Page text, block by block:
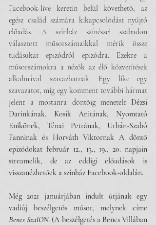
Facebook-live keretin belül követhető, az
egész család számára kikapcsolódást nyújtó
előadás. A színház színészei szabadon
választott műsorszámaikkal mérik össze
tudásukat epizódról epizódra. Ezekre a
műsorszámokra a nézők az élő közvetítések
alkalmával szavazhatnak. Egy like egy
szavazatot, míg egy komment további hármat
jelent a mostanra döntőig menetelt Dézsi
Darinkának, Kosik Anitának, Nyomtató
Enikőnek, Ténai Petrának, Urbán-Szabó
Fanninak és Horváth Viktornak A döntő
epizódokat február 12., 13., 19., 20. napjain
streamelik, de az eddigi előadások is
visszanézhetőek a színház Facebook-oldalán.
Még 2021 januárjában indult útjának egy
Bencs SzalON. (A beszélgetés a Bencs Villában